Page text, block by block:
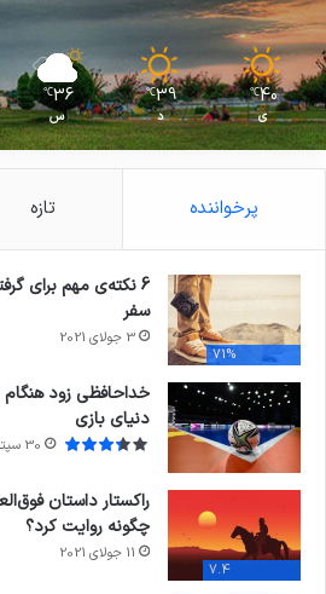
40
℃
ی
39
℃
د
36
℃
س
پرخواننده تازه
71%
6 نکته‌ی مهم برای
سفر
3 جولای 2021
خداحافظی زود هنگام
دنیای بازی
30 سپتامبر 2021
7.4
راکستار داستان
چگونه روایت کرد؟
11 جولای 2021